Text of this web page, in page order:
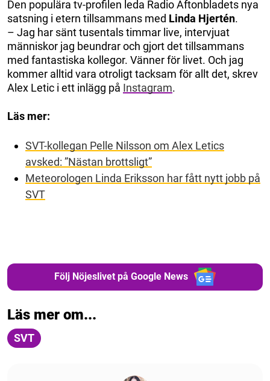
Den populära tv-profilen leda Radio Aftonbladets nya
satsning i etern tillsammans med Linda Hjertén.
– Jag har sänt tusentals timmar live, intervjuat
människor jag beundrar och gjort det tillsammans
med fantastiska kollegor. Vänner för livet. Och jag
kommer alltid vara otroligt tacksam för allt det, skrev
Alex Letic i ett inlägg på Instagram.
Läs mer:
SVT-kollegan Pelle Nilsson om Alex Letics
avsked: ”Nästan brottsligt”
Meteorologen Linda Eriksson har fått nytt jobb på
SVT
Följ Nöjeslivet på Google News
Läs mer om...
SVT